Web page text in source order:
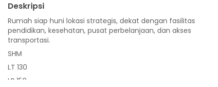
Deskripsi
Rumah siap huni lokasi strategis, dekat dengan fasilitas
pendidikan, kesehatan, pusat perbelanjaan, dan akses
transportasi.
SHM
LT 130
LB 150